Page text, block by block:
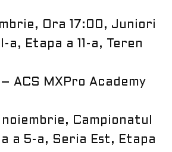
Ora 17:00, Juniori
a, Etapa a 11-a, Teren
ACS MXPro Academy
Campionatul
a 5-a, Seria Est, Etapa